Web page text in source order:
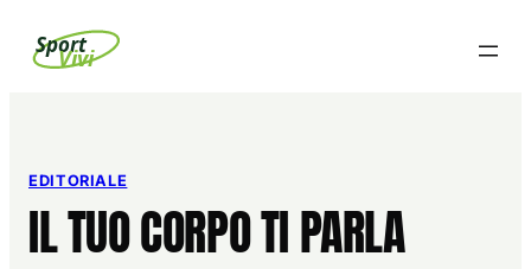
Sport
Vivi
EDITORIALE
IL TUO CORPO TI PARLA